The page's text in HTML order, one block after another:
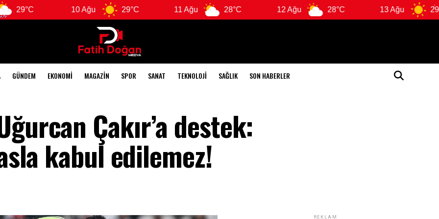
29°C 11 Ağu 28°C 12 Ağu 28°C 13 Ağu 29°C
GÜNDEM EKONOMI MAGAZIN SPOR SANAT TEKNOLOJI SAĞLIK SON HABERLER
Çakır’a destek:
kabul edilemez!
REKLAM